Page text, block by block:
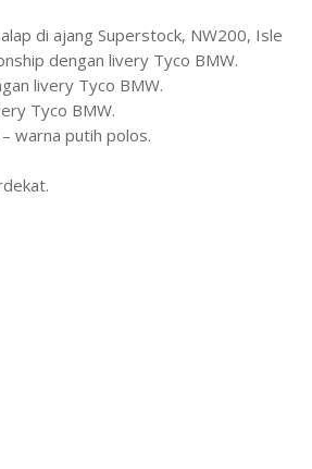
di ajang Superstock, NW200, Isle
dengan livery Tyco BMW.
livery Tyco BMW.
Tyco BMW.
warna putih polos.